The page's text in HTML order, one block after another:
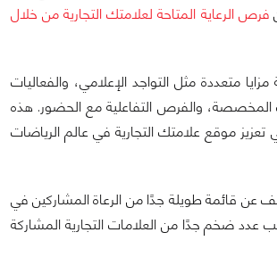
فرص الرعاية المتاحة لعلامتك التجارية من خلال
متعددة مثل التواجد الإعلامي، والفعاليات
المخصصة، والفرص التفاعلية مع الحضور. هذه
موقع علامتك التجارية في عالم الرياضات
عن قائمة طويلة جدًا من الرعاة المشاركين في
عدد ضخم جدًا من العلامات التجارية المشاركة